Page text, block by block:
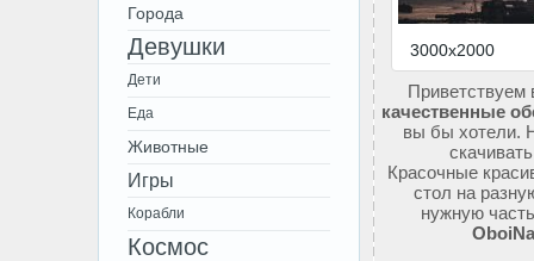
3000x2000
Города
Девушки
Дети
Еда
Животные
Игры
Корабли
Космос
Приветствуем
качественные
вы бы хотели.
Красочные
стол на
нужную